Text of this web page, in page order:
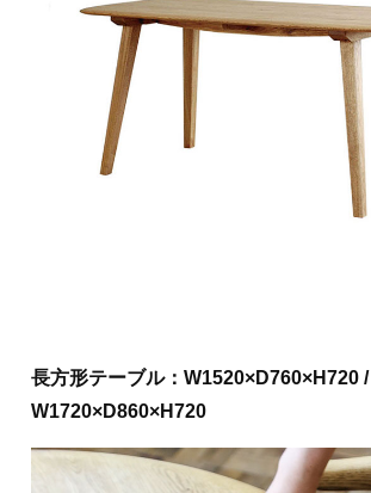
長方形テーブル：W1520×D760×H720 /
W1720×D860×H720